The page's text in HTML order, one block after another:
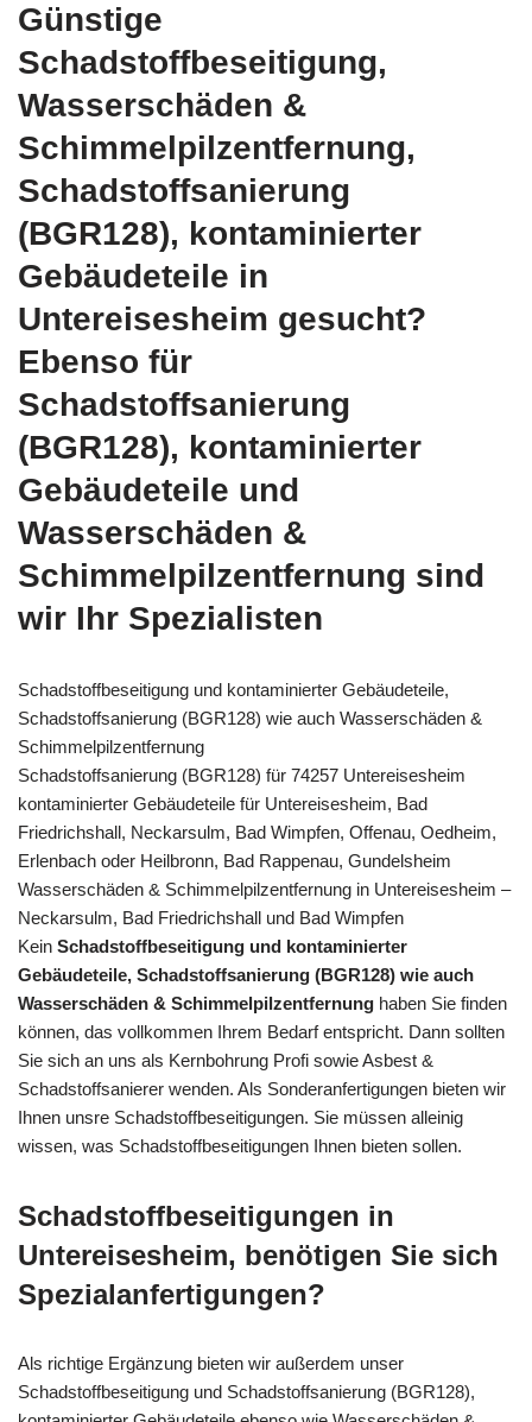
Günstige
Schadstoffbeseitigung,
Wasserschäden &
Schimmelpilzentfernung,
Schadstoffsanierung
(BGR128), kontaminierter
Gebäudeteile in
Untereisesheim gesucht?
Ebenso für
Schadstoffsanierung
(BGR128), kontaminierter
Gebäudeteile und
Wasserschäden &
Schimmelpilzentfernung sind
wir Ihr Spezialisten
Schadstoffbeseitigung und kontaminierter Gebäudeteile,
Schadstoffsanierung (BGR128) wie auch Wasserschäden &
Schimmelpilzentfernung
Schadstoffsanierung (BGR128) für 74257 Untereisesheim
kontaminierter Gebäudeteile für Untereisesheim, Bad
Friedrichshall, Neckarsulm, Bad Wimpfen, Offenau, Oedheim,
Erlenbach oder Heilbronn, Bad Rappenau, Gundelsheim
Wasserschäden & Schimmelpilzentfernung in Untereisesheim –
Neckarsulm, Bad Friedrichshall und Bad Wimpfen
Kein Schadstoffbeseitigung und kontaminierter
Gebäudeteile, Schadstoffsanierung (BGR128) wie auch
Wasserschäden & Schimmelpilzentfernung haben Sie finden
können, das vollkommen Ihrem Bedarf entspricht. Dann sollten
Sie sich an uns als Kernbohrung Profi sowie Asbest &
Schadstoffsanierer wenden. Als Sonderanfertigungen bieten wir
Ihnen unsre Schadstoffbeseitigungen. Sie müssen alleinig
wissen, was Schadstoffbeseitigungen Ihnen bieten sollen.
Schadstoffbeseitigungen in
Untereisesheim, benötigen Sie sich
Spezialanfertigungen?
Als richtige Ergänzung bieten wir außerdem unser
Schadstoffbeseitigung und Schadstoffsanierung (BGR128),